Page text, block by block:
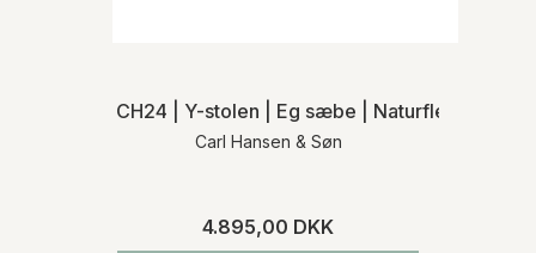
CH24 | Y-stolen | Eg sæbe | Naturflet | MH
Carl Hansen & Søn
4.895,00 DKK